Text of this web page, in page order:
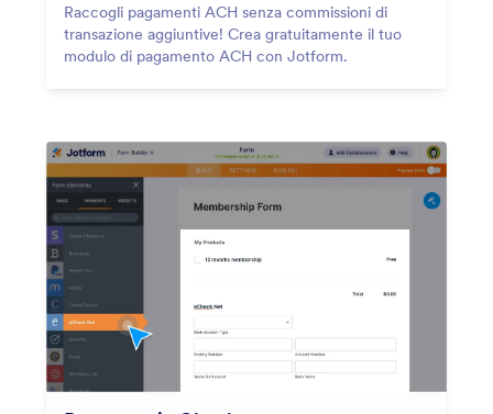
Raccogli pagamenti ACH senza commissioni di
transazione aggiuntive! Crea gratuitamente il tuo
modulo di pagamento ACH con Jotform.